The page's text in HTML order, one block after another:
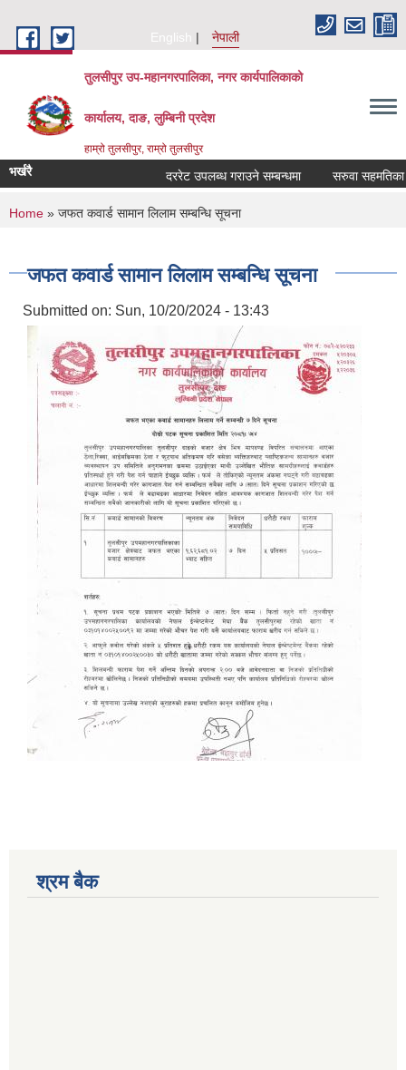
English
नेपाली
तुलसीपुर उप-महानगरपालिका, नगर कार्यपालिकाको
कार्यालय, दाङ, लुम्बिनी प्रदेश
हाम्रो तुलसीपुर, राम्रो तुलसीपुर
भर्खरै दररेट उपलब्ध गराउने सम्बन्धमा सरुवा सहमतिका
You are here
Home » जफत कवार्ड सामान लिलाम सम्बन्धि सूचना
जफत कवार्ड सामान लिलाम सम्बन्धि सूचना
Submitted on: Sun, 10/20/2024 - 13:43
श्रम बैक